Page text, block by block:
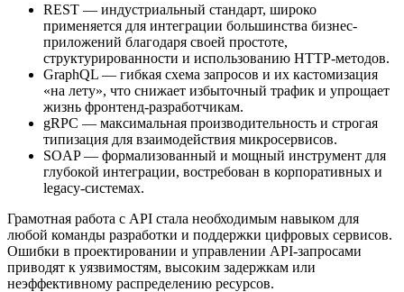
REST — индустриальный стандарт, широко
применяется для интеграции большинства бизнес-
приложений благодаря своей простоте,
структурированности и использованию HTTP-методов.
GraphQL — гибкая схема запросов и их кастомизация
«на лету», что снижает избыточный трафик и упрощает
жизнь фронтенд-разработчикам.
gRPC — максимальная производительность и строгая
типизация для взаимодействия микросервисов.
SOAP — формализованный и мощный инструмент для
глубокой интеграции, востребован в корпоративных и
legacy-системах.
Грамотная работа с API стала необходимым навыком для
любой команды разработки и поддержки цифровых сервисов.
Ошибки в проектировании и управлении API-запросами
приводят к уязвимостям, высоким задержкам или
неэффективному распределению ресурсов.